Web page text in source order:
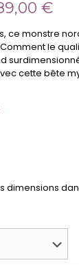
€
ce monstre
le
cette bête
dimensions